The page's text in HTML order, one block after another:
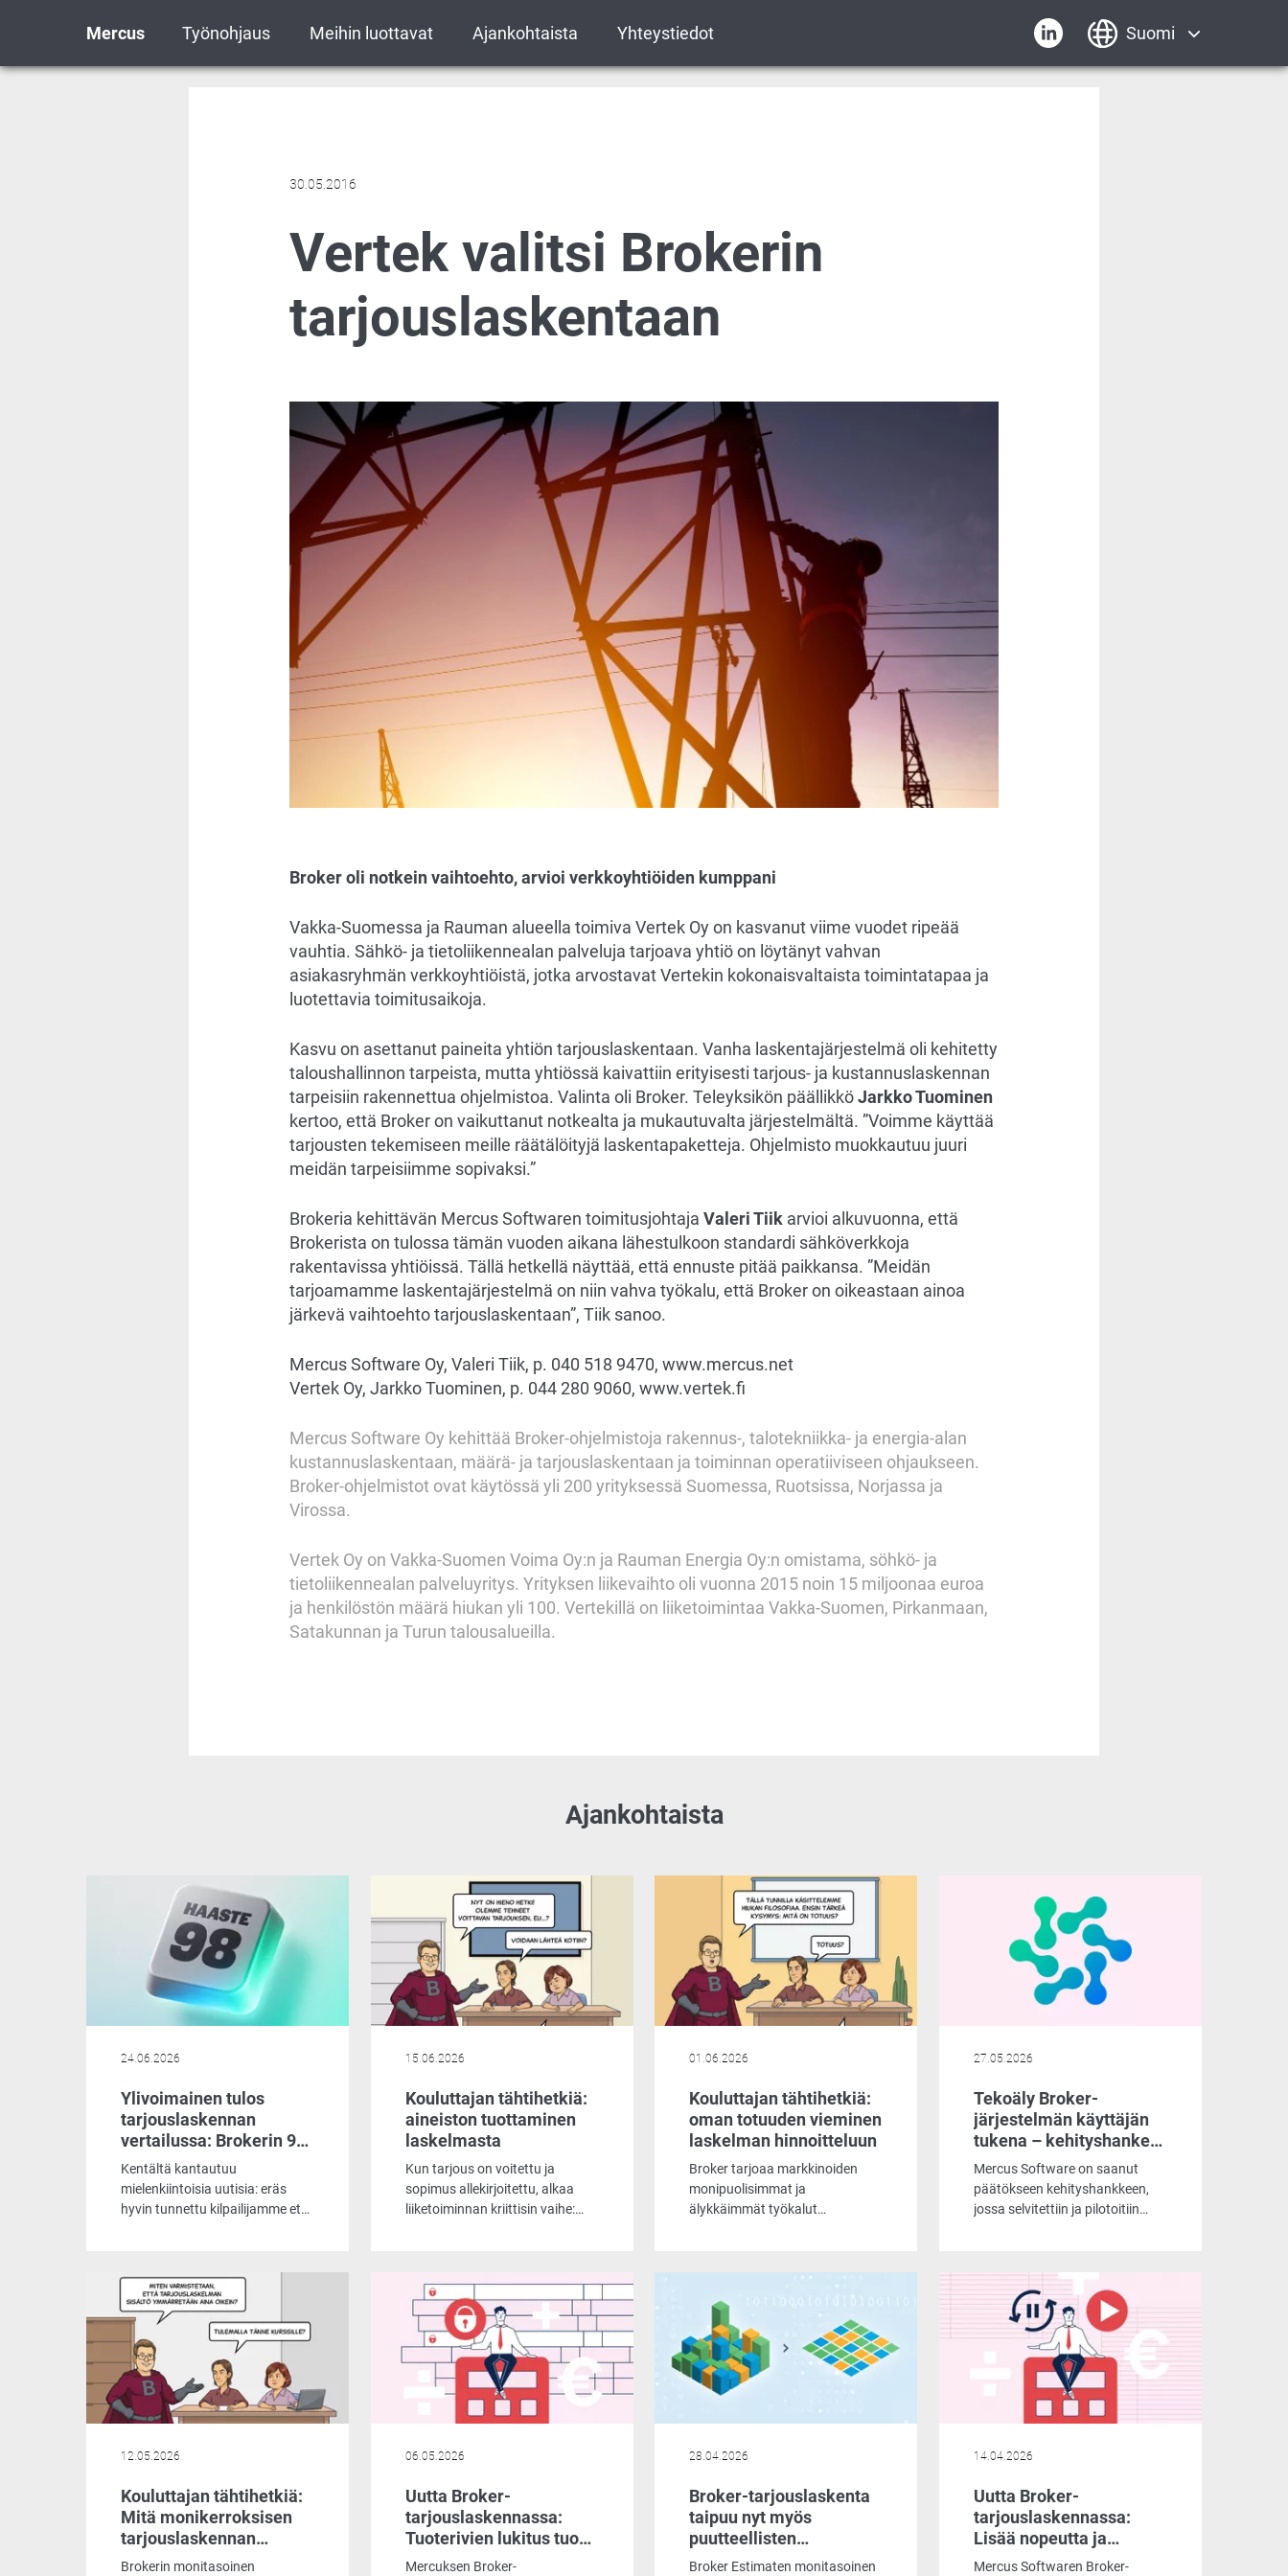
Mercus Työnohjaus Meihin luottavat Ajankohtaista Yhteystiedot
30.05.2016
Vertek valitsi Brokerin
tarjouslaskentaan
Broker oli notkein vaihtoehto, arvioi verkkoyhtiöiden kumppani
Vakka-Suomessa ja Rauman alueella toimiva Vertek Oy on kasvanut viime vuodet ripeää
vauhtia. Sähkö- ja tietoliikennealan palveluja tarjoava yhtiö on löytänyt vahvan
asiakasryhmän verkkoyhtiöistä, jotka arvostavat Vertekin kokonaisvaltaista toimintatapaa ja
luotettavia toimitusaikoja.
Kasvu on asettanut paineita yhtiön tarjouslaskentaan. Vanha laskentajärjestelmä oli kehitetty
taloushallinnon tarpeista, mutta yhtiössä kaivattiin erityisesti tarjous- ja kustannuslaskennan
tarpeisiin rakennettua ohjelmistoa. Valinta oli Broker. Teleyksikön päällikköJarkko Tuominen
kertoo, että Broker on vaikuttanut notkealta ja mukautuvalta järjestelmältä. ”Voimme käyttää
tarjousten tekemiseen meille räätälöityjä laskentapaketteja. Ohjelmisto muokkautuu juuri
meidän tarpeisiimme sopivaksi.”
Brokeria kehittävän Mercus Softwaren toimitusjohtaja Valeri Tiik arvioi alkuvuonna, että
Brokerista on tulossa tämän vuoden aikana lähestulkoon standardi sähköverkkoja
rakentavissa yhtiöissä. Tällä hetkellä näyttää, että ennuste pitää paikkansa. ”Meidän
tarjoamamme laskentajärjestelmä on niin vahva työkalu, että Broker on oikeastaan ainoa
järkevä vaihtoehto tarjouslaskentaan”, Tiik sanoo.
Mercus Software Oy, Valeri Tiik, p. 040 518 9470, www.mercus.net
Vertek Oy, Jarkko Tuominen, p. 044 280 9060, www.vertek.fi
Mercus Software Oy kehittää Broker-ohjelmistoja rakennus-, talotekniikka- ja energia-alan
kustannuslaskentaan, määrä- ja tarjouslaskentaan ja toiminnan operatiiviseen ohjaukseen.
Broker-ohjelmistot ovat käytössä yli 200 yrityksessä Suomessa, Ruotsissa, Norjassa ja
Virossa.
Vertek Oy on Vakka-Suomen Voima Oy:n ja Rauman Energia Oy:n omistama, söhkö- ja
tietoliikennealan palveluyritys. Yrityksen liikevaihto oli vuonna 2015 noin 15 miljoonaa euroa
ja henkilöstön määrä hiukan yli 100. Vertekillä on liiketoimintaa Vakka-Suomen, Pirkanmaan,
Satakunnan ja Turun talousalueilla.
Ajankohtaista
24.06.2026
Ylivoimainen tulos
tarjouslaskennan
vertailussa: Brokerin 98
ominaisuutta jättivät
kilpailijan varjoonsa
Kentältä kantautuu
mielenkiintoisia uutisia: eräs
hyvin tunnettu kilpailijamme etsii
asiakkuuksia. Tämä näkyy muun
muassa siinä, että he tarjoavat
laskentaohjelmaansa asiakkaille
käyttöön jopa ilmaiseksi.
Päätimme ottaa selvää, mistä
markkinoiden liikehdintä johtuu
ja mitä ilmaisohjelma pitää
sisällään.
15.06.2026
Kouluttajan tähtihetkiä:
aineiston tuottaminen
laskelmasta
Kun tarjous on voitettu ja
sopimus allekirjoitettu, alkaa
liiketoiminnan kriittisin vaihe:
tarjouslaskennasta tuotantoon
on pullonkaula, joka vaatii
tuntikausien manuaalista työtä,
tietojen uudelleensyöttämistä ja
altistaa kalliille virheille.
01.06.2026
Kouluttajan tähtihetkiä:
oman totuuden vieminen
laskelman hinnoitteluun
Broker tarjoaa markkinoiden
monipuolisimmat ja
älykkäimmät työkalut
oikeellisuudesta, mahdollistaa
muotoilun, kilpailuttaa
toimittajat ja jopa vahtii
automaattisesti kymmeniä
mahdollisia virheenaiheuttajia.
Mutta vaikka pohjatyö ja
automaatio olisivat kuinka
kannattava tarjous vaatii sen
27.05.2026
Tekoäly Broker-
järjestelmän käyttäjän
tukena – kehityshanke
vahvistaa asiantuntijan
työpanosta
Mercus Software on saanut
päätökseen kehityshankkeen,
jossa selvitettiin ja pilotoitiin
Brokerin käyttöönotto ja
saavutettavuus nousevat
uudelle tasolle älykkään,
reaaliaikaisen tuen ansiosta.
12.05.2026
Kouluttajan tähtihetkiä:
Mitä monikerroksisen
tarjouslaskennan
läpinäkyvyys oikeasti
Brokerin monitasoinen
06.05.2026
Uutta Broker-
tarjouslaskennassa:
Tuoterivien lukitus tuo
hallittavuutta tarjousten
Mercuksen Broker-
28.04.2026
Broker-tarjouslaskenta
taipuu nyt myös
puutteellisten
järjestelmien
Broker Estimaten monitasoinen
14.04.2026
Uutta Broker-
tarjouslaskennassa:
Lisää nopeutta ja
hallittavuutta
Mercus Softwaren Broker-